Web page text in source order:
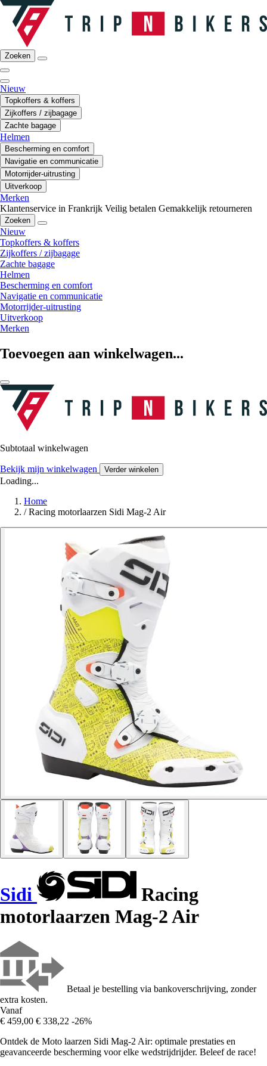
Zoeken
Nieuw
Topkoffers & koffers
Zijkoffers / zijbagage
Zachte bagage
Helmen
Bescherming en comfort
Navigatie en communicatie
Motorrijder-uitrusting
Uitverkoop
Merken
Klantenservice in Frankrijk Veilig betalen Gemakkelijk retourneren
Zoeken
Nieuw
Topkoffers & koffers
Zijkoffers / zijbagage
Zachte bagage
Helmen
Bescherming en comfort
Navigatie en communicatie
Motorrijder-uitrusting
Uitverkoop
Merken
Toevoegen aan winkelwagen...
Subtotaal winkelwagen
Bekijk mijn winkelwagen Verder winkelen
Loading...
Home
/ Racing motorlaarzen Sidi Mag-2 Air
Sidi
Racing
motorlaarzen Mag-2 Air
Betaal je bestelling via bankoverschrijving, zonder
extra kosten.
Vanaf
€ 459,00 € 338,22 -26%
Ontdek de Moto laarzen Sidi Mag-2 Air: optimale prestaties en
geavanceerde bescherming voor elke wedstrijdrijder. Beleef de race!